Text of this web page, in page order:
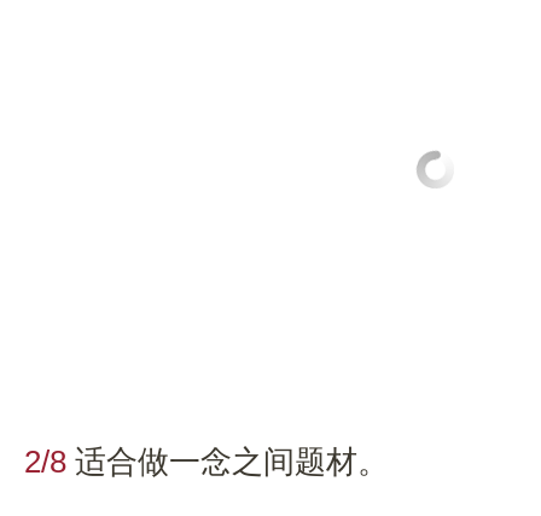
2/8 适合做一念之间题材。